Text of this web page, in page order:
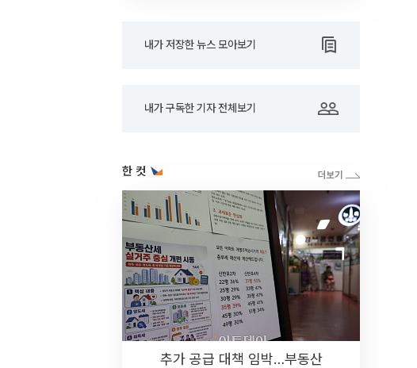
내가 저장한 뉴스 모아보기
내가 구독한 기자 전체보기
한 컷
추가 공급 대책 임박…부동산